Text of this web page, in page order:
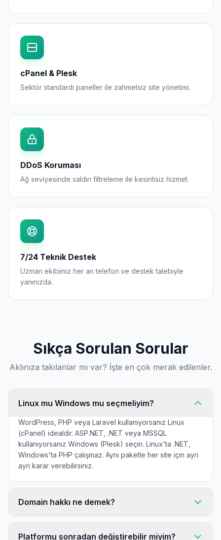
cPanel & Plesk
Sektör standardı paneller ile zahmetsiz site yönetimi.
DDoS Koruması
Ağ seviyesinde saldırı filtreleme ile kesintisiz hizmet.
7/24 Teknik Destek
Uzman ekibimiz her an telefon ve destek talebiyle
yanınızda.
Sıkça Sorulan Sorular
Aklınıza takılanlar mı var? İşte en çok merak edilenler.
Linux mu Windows mu seçmeliyim?
WordPress, PHP veya Laravel kullanıyorsanız Linux
(cPanel) idealdir. ASP.NET, .NET veya MSSQL
kullanıyorsanız Windows (Plesk) seçin. Linux'ta .NET,
Windows'ta PHP çalışmaz. Aynı paketle her site için ayrı
ayrı karar verebilirsiniz.
Domain hakkı ne demek?
Platformu sonradan değiştirebilir miyim?